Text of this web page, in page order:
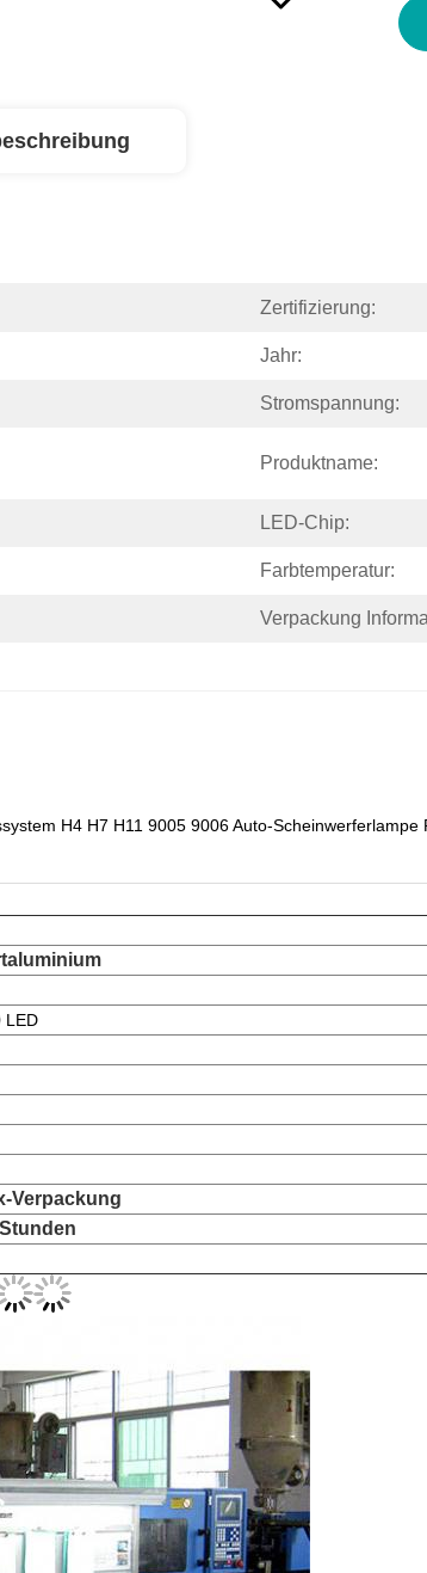
Zertifizierung:
Jahr:
Stromspannung:
Produktname:
LED-Chip:
Farbtemperatur:
Verpackung
H4 H7 H11 9005 9006 Auto-Scheinwerferlampe
LED
Verpackung